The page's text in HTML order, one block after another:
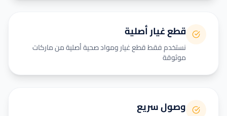
قطع غيار أصلية
نستخدم فقط قطع غيار ومواد صحية أصلية من ماركات
موثوقة
وصول سريع